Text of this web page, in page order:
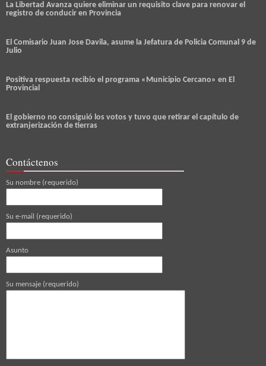
La Libertad Avanza quiere eliminar un requisito clave para renovar el
registro de conducir en Provincia
El Comisario Juan Jose Davila, asume la Jefatura de Policia Comunal 9 de
Julio
Positiva respuesta recibio el programa «Municipio Cercano» en El
Provincial
El gobierno no consiguió los votos y tuvo que retirar el capítulo de
extranjerización de tierras
Contáctenos
Su nombre (requerido)
Su e-mail (requerido)
Asunto
Su mensaje (requerido)